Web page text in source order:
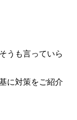
うも言っていら
に対策をご紹介